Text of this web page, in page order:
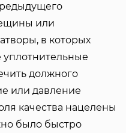
или
в которых
уплотнительные
должного
или давление
качества нацелены
было быстро